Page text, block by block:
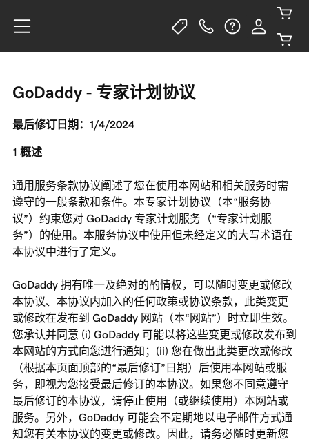
GoDaddy - 专家计划协议
最后修订日期：1/4/2024
概述
通用服务条款协议阐述了您在使用本网站和相关服务时需
遵守的一般条款和条件。本专家计划协议（本“服务协
议”）约束您对 GoDaddy 专家计划服务（“专家计划服
务”）的使用。本服务协议中使用但未经定义的大写术语在
本协议中进行了定义。
GoDaddy 拥有唯一及绝对的酌情权，可以随时变更或修改
本协议、本协议内加入的任何政策或协议条款，此类变更
或修改在发布到 GoDaddy 网站（本“网站”）时立即生效。
您承认并同意 (i) GoDaddy 可能以将这些变更或修改发布到
本网站的方式向您进行通知；(ii) 您在做出此类更改或修改
（根据本页面顶部的“最后修订”日期）后使用本网站或服
务，即视为您接受最后修订的本协议。如果您不同意遵守
最后修订的本协议，请停止使用（或继续使用）本网站或
服务。另外，GoDaddy 可能会不定期地以电子邮件方式通
知您有关本协议的变更或修改。因此，请务必随时更新您